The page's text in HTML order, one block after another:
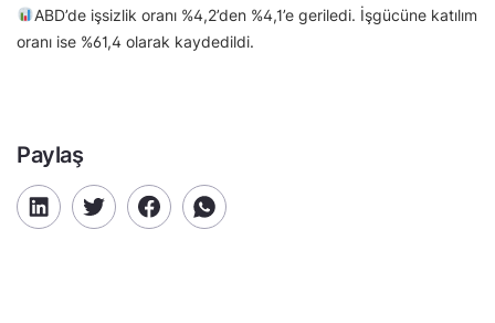
ABD’de işsizlik oranı %4,2’den %4,1’e geriledi. İşgücüne katılım
oranı ise %61,4 olarak kaydedildi.
Paylaş